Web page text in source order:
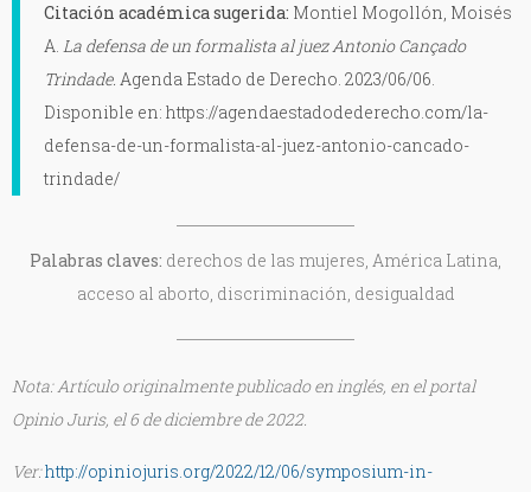
Citación académica sugerida: Montiel Mogollón, Moisés
A. La defensa de un formalista al juez Antonio Cançado
Trindade. Agenda Estado de Derecho. 2023/06/06.
Disponible en: https://agendaestadodederecho.com/la-
defensa-de-un-formalista-al-juez-antonio-cancado-
trindade/
Palabras claves: derechos de las mujeres, América Latina,
acceso al aborto, discriminación, desigualdad
Nota: Artículo originalmente publicado en inglés, en el portal
Opinio Juris, el 6 de diciembre de 2022.
Ver:http://opiniojuris.org/2022/12/06/symposium-in-